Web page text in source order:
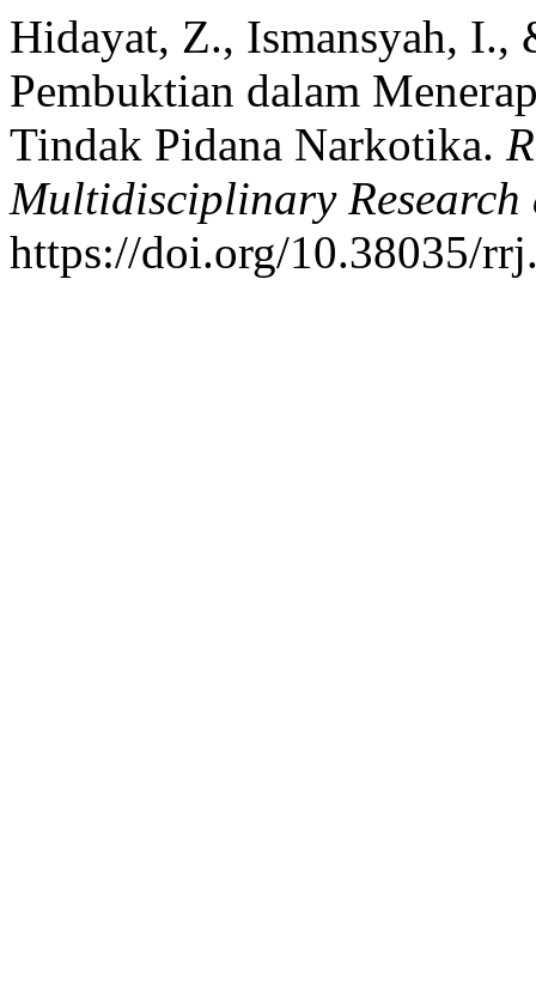
Hidayat, Z., Ismansyah,
Pembuktian dalam
Tindak Pidana Narkotika.
Multidisciplinary Research
https://doi.org/10.38035/